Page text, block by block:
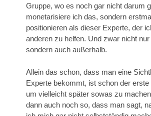
Gruppe, wo es noch gar nicht darum
monetarisiere ich das, sondern
positionieren als dieser Experte, der
anderen zu helfen. Und zwar nicht
sondern auch außerhalb.
Allein das schon, dass man eine
Experte bekommt, ist schon der erste
um vielleicht später sowas zu
dann auch noch so, dass man sagt,